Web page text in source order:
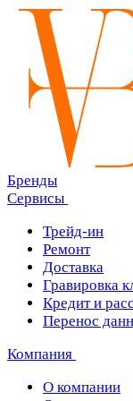
Бренды
Сервисы
Трейд-ин
Ремонт
Доставка
Гравировка
Кредит и
Перенос
Компания
О компании